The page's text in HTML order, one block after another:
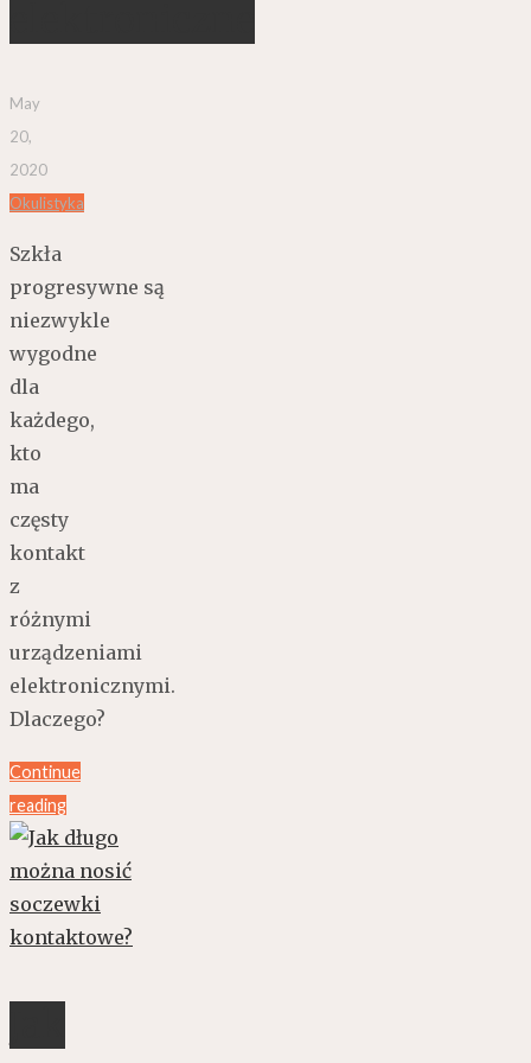
May
20,
2020
Okulistyka
Szkła
progresywne są
niezwykle
wygodne
dla
każdego,
kto
ma
częsty
kontakt
z
różnymi
urządzeniami
elektronicznymi.
Dlaczego?
Continue
reading